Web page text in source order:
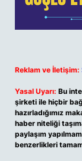
Reklam ve İletişim:
Yasal Uyarı: Bu
şirketi ile hiçbir
hazırladığımız
haber niteliği
paylaşım
benzerlikleri